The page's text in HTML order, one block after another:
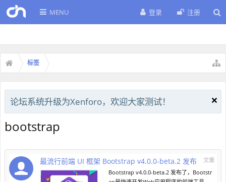
MENU 登录 注册
标签
论坛系统升级为Xenforo，欢迎大家测试！
bootstrap
文章
最流行前端 UI 框架 Bootstrap v4.0.0-beta.2 发布
Bootstrap v4.0.0-beta.2 发布了，Bootstr